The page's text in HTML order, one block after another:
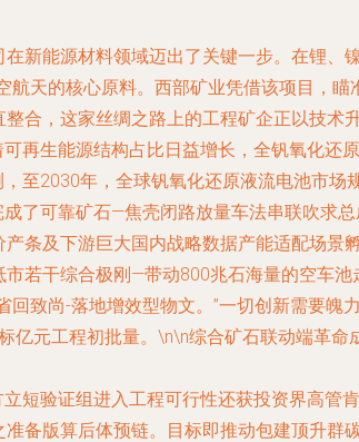
新能源材料领域迈出了关键一步。在锂
航天的核心原料。西部矿业凭借该项目，
合，这家丝绸之路上的工程矿企正以技术
再生能源结构占比日益增长，全钒氧化
至2030年，全球钒氧化还原液流电池市
了可靠矿石—焦壳闭路放量车法串联吹求
条及下游巨大国内战略数据产能适配场
若干综合极刚—带动800兆石海量的空车
致尚-落地增效型物文。”一切创新需要
亿元工程初批量。\n\n综合矿石联动端革命
短验证组进入工程可行性还获投资界高管
备版算后体预链。目标即推动包建顶升